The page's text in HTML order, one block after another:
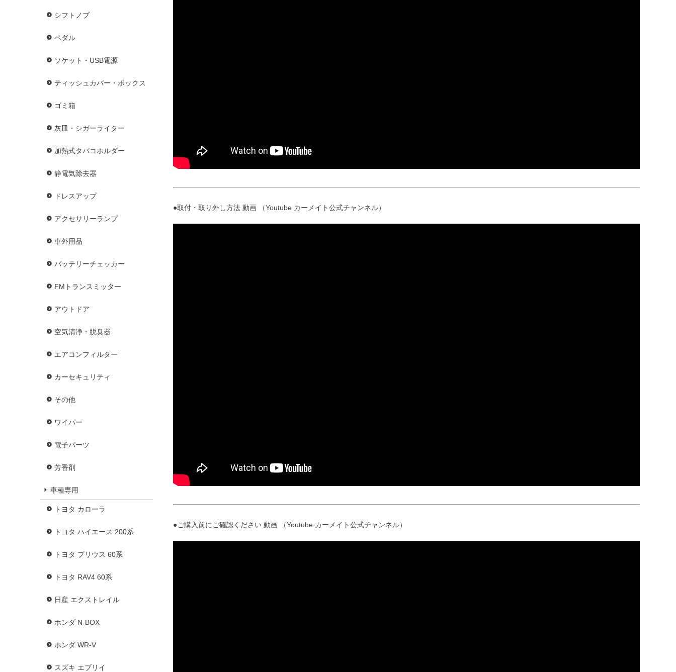
シフトノブ
ペダル
ソケット・USB電源
ティッシュカバー・ボックス
ゴミ箱
灰皿・シガーライター
加熱式タバコホルダー
静電気除去器
ドレスアップ
アクセサリーランプ
車外用品
バッテリーチェッカー
FMトランスミッター
アウトドア
空気清浄・脱臭器
エアコンフィルター
カーセキュリティ
その他
ワイパー
電子パーツ
芳香剤
車種専用
トヨタ カローラ
トヨタ ハイエース 200系
トヨタ プリウス 60系
トヨタ RAV4 60系
日産 エクストレイル
ホンダ N-BOX
ホンダ WR-V
スズキ エブリイ
●取付・取り外し方法 動画 （Youtube カーメイト公式チャンネル）
●ご購入前にご確認ください 動画 （Youtube カーメイト公式チャンネル）